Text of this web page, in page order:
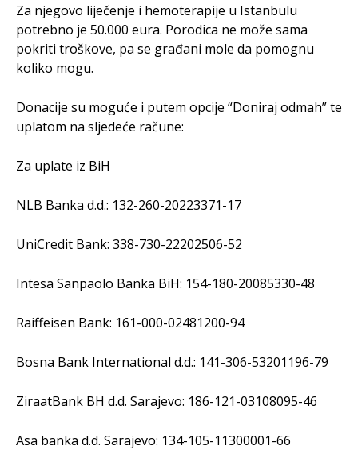
Za njegovo liječenje i hemoterapije u Istanbulu
potrebno je 50.000 eura. Porodica ne može sama
pokriti troškove, pa se građani mole da pomognu
koliko mogu.
Donacije su moguće i putem opcije “Doniraj odmah” te
uplatom na sljedeće račune:
Za uplate iz BiH
NLB Banka d.d.: 132-260-20223371-17
UniCredit Bank: 338-730-22202506-52
Intesa Sanpaolo Banka BiH: 154-180-20085330-48
Raiffeisen Bank: 161-000-02481200-94
Bosna Bank International d.d.: 141-306-53201196-79
ZiraatBank BH d.d. Sarajevo: 186-121-03108095-46
Asa banka d.d. Sarajevo: 134-105-11300001-66